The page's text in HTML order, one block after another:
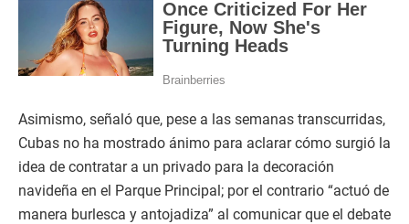
Asimismo, señaló que, pese a las semanas transcurridas,
Cubas no ha mostrado ánimo para aclarar cómo surgió la
idea de contratar a un privado para la decoración
navideña en el Parque Principal; por el contrario “actuó de
manera burlesca y antojadiza” al comunicar que el debate